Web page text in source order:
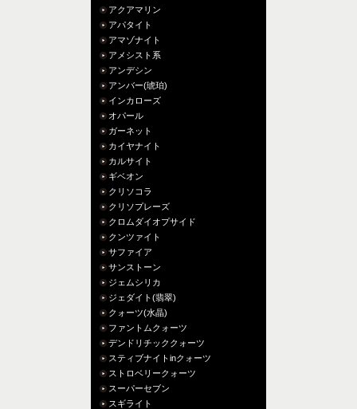
アクアマリン
アパタイト
アマゾナイト
アメシスト系
アンデシン
アンバー(琥珀)
インカローズ
オパール
ガーネット
カイヤナイト
カルサイト
ギベオン
クリソコラ
クリソプレーズ
クロムダイオプサイド
クンツァイト
サファイア
サンストーン
ジェムシリカ
ジェダイト(翡翠)
クォーツ(水晶)
ファントムクォーツ
デンドリチッククォーツ
スティブナイトinクォーツ
ストロベリークォーツ
スーパーセブン
スギライト